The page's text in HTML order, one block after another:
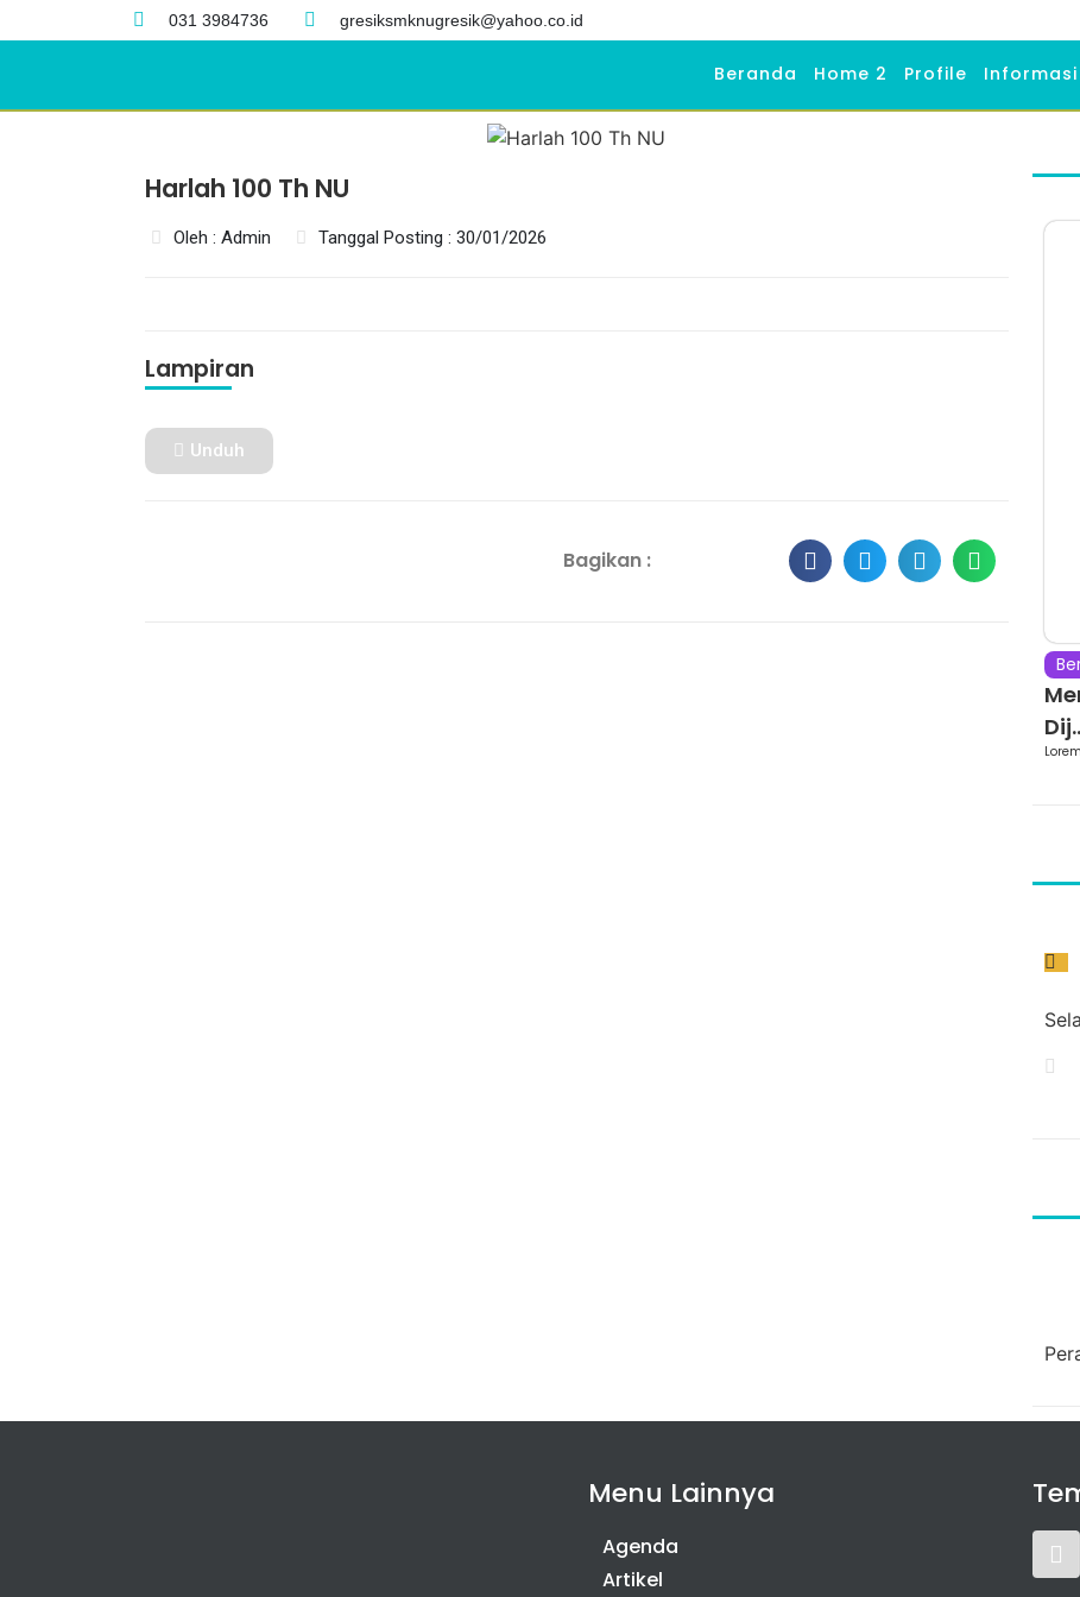
031 3984736 gresiksmknugresik@yahoo.co.id
Beranda Home 2 Profile Informasi
Harlah 100 Th NU
Oleh : Admin Tanggal Posting : 30/01/2026
Lampiran
Unduh
Bagikan :
Menu Lainnya
Agenda
Artikel